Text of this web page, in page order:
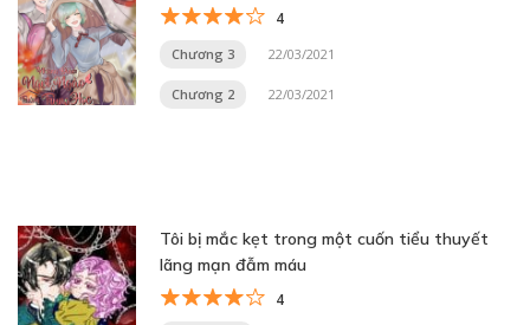
4
Chương 3 22/03/2021
Chương 2 22/03/2021
Tôi bị mắc kẹt trong một cuốn tiểu thuyết
lãng mạn đẫm máu
4